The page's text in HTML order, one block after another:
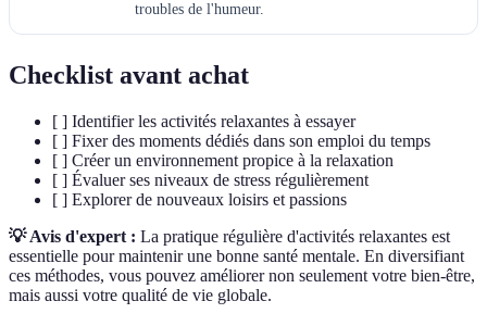
troubles de l'humeur.
Checklist avant achat
[ ] Identifier les activités relaxantes à essayer
[ ] Fixer des moments dédiés dans son emploi du temps
[ ] Créer un environnement propice à la relaxation
[ ] Évaluer ses niveaux de stress régulièrement
[ ] Explorer de nouveaux loisirs et passions
💡 Avis d'expert : La pratique régulière d'activités relaxantes est
essentielle pour maintenir une bonne santé mentale. En diversifiant
ces méthodes, vous pouvez améliorer non seulement votre bien-être,
mais aussi votre qualité de vie globale.